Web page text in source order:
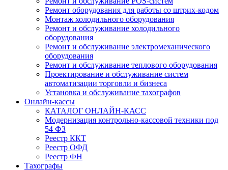
Ремонт оборудования для работы со штрих-кодом
Монтаж холодильного оборудования
Ремонт и обслуживание холодильного
оборудования
Ремонт и обслуживание электромеханического
оборудования
Ремонт и обслуживание теплового оборудования
Проектирование и обслуживание систем
автоматизации торговли и бизнеса
Установка и обслуживание тахографов
Онлайн-кассы
КАТАЛОГ ОНЛАЙН-КАСС
Модернизация контрольно-кассовой техники под
54 ФЗ
Реестр ККТ
Реестр ОФД
Реестр ФН
Тахографы